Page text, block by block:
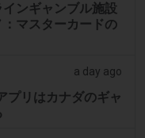
ンギャンブル施設
マスターカードの
a day ago
プリはカナダのギャ